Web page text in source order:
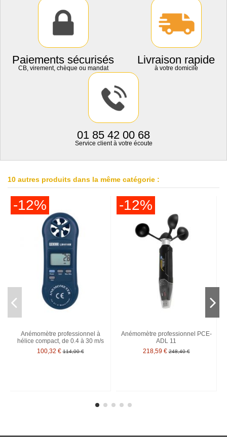
Paiements sécurisés
CB, virement, chèque ou mandat
Livraison rapide
à votre domicile
01 85 42 00 68
Service client à votre écoute
10 autres produits dans la même catégorie :
-12%
Anémomètre professionnel à
hélice compact, de 0.4 à 30 m/s
100,32 € 114,00 €
-12%
Anémomètre professionnel PCE-
ADL 11
218,59 € 248,40 €